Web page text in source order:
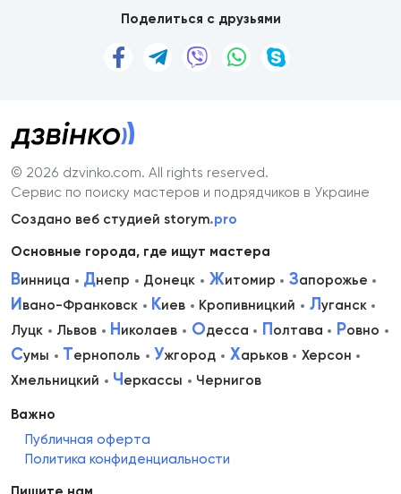
Поделиться с друзьями
© 2026 dzvinko.com. All rights reserved.
Сервис по поиску мастеров и подрядчиков в Украине
Создано веб студией storym.pro
Основные города, где ищут мастера
Винница Днепр Донецк Житомир Запорожье
Ивано-Франковск Киев Кропивницкий Луганск
Луцк
Львов Николаев Одесса Полтава Ровно
Сумы Тернополь Ужгород Харьков
Херсон
Хмельницкий
Черкассы Чернигов
Важно
Публичная оферта
Политика конфиденциальности